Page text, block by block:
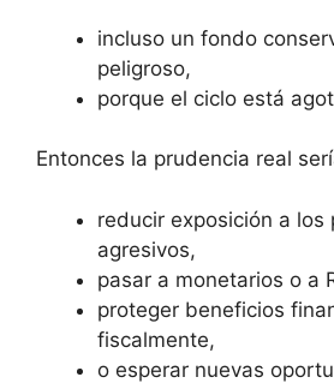
incluso un fondo
peligroso,
porque el ciclo está
Entonces la prudencia real
reducir exposición a los
agresivos,
pasar a monetarios o a
proteger beneficios
fiscalmente,
o esperar nuevas